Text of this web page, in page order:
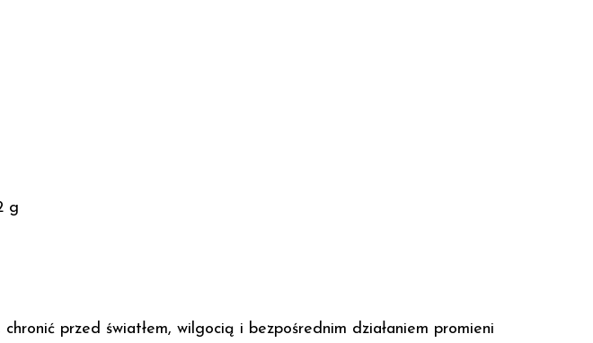
g
przed światłem, wilgocią i bezpośrednim działaniem promieni